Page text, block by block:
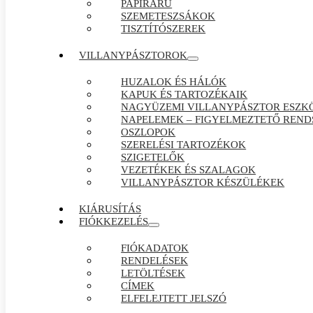
PAPÍRÁRÚ
SZEMETESZSÁKOK
TISZTÍTÓSZEREK
VILLANYPÁSZTOROK
HUZALOK ÉS HÁLÓK
KAPUK ÉS TARTOZÉKAIK
NAGYÜZEMI VILLANYPÁSZTOR
NAPELEMEK – FIGYELMEZTETŐ
OSZLOPOK
SZERELÉSI TARTOZÉKOK
SZIGETELŐK
VEZETÉKEK ÉS SZALAGOK
VILLANYPÁSZTOR KÉSZÜLÉKEK
KIÁRUSÍTÁS
FIÓKKEZELÉS
FIÓKADATOK
RENDELÉSEK
LETÖLTÉSEK
CÍMEK
ELFELEJTETT JELSZÓ